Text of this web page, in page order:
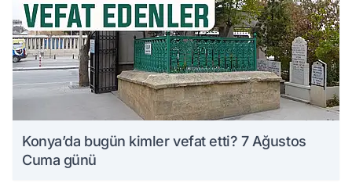
Konya’da bugün kimler vefat etti? 7 Ağustos
Cuma günü